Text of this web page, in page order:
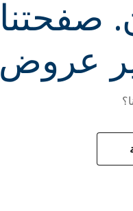
صفحتنا
عروض